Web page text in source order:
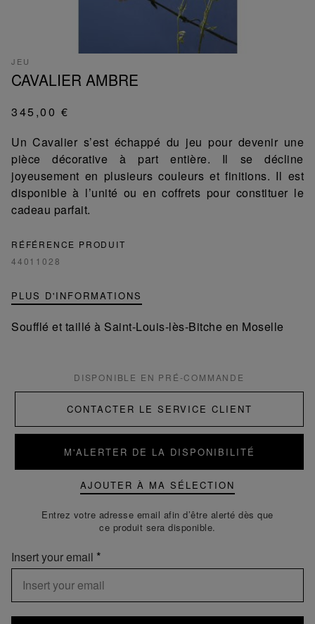
JEU
CAVALIER AMBRE
345,00 €
Un Cavalier s’est échappé du jeu pour devenir une
pièce décorative à part entière. Il se décline
joyeusement en plusieurs couleurs et finitions. Il est
disponible à l’unité ou en coffrets pour constituer le
cadeau parfait.
RÉFÉRENCE PRODUIT
44011028
PLUS D'INFORMATIONS
Soufflé et taillé à Saint-Louis-lès-Bitche en Moselle
DISPONIBLE EN PRÉ-COMMANDE
CONTACTER LE SERVICE CLIENT
M'ALERTER DE LA DISPONIBILITÉ
AJOUTER À MA SÉLECTION
Entrez votre adresse email afin d’être alerté dès que
ce produit sera disponible.
Insert your email